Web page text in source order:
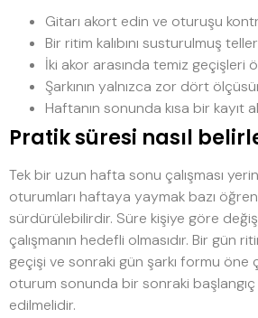
Gitarı akort edin ve oturuşu
Bir ritim kalıbını susturulmuş
İki akor arasında temiz geçişleri
Şarkının yalnızca zor dört
Haftanın sonunda kısa bir kayıt
Pratik süresi nasıl
Tek bir uzun hafta sonu çalışması
oturumları haftaya yaymak bazı
sürdürülebilirdir. Süre kişiye göre
çalışmanın hedefli olmasıdır. Bir gün
geçişi ve sonraki gün şarkı formu öne
oturum sonunda bir sonraki
edilmelidir.